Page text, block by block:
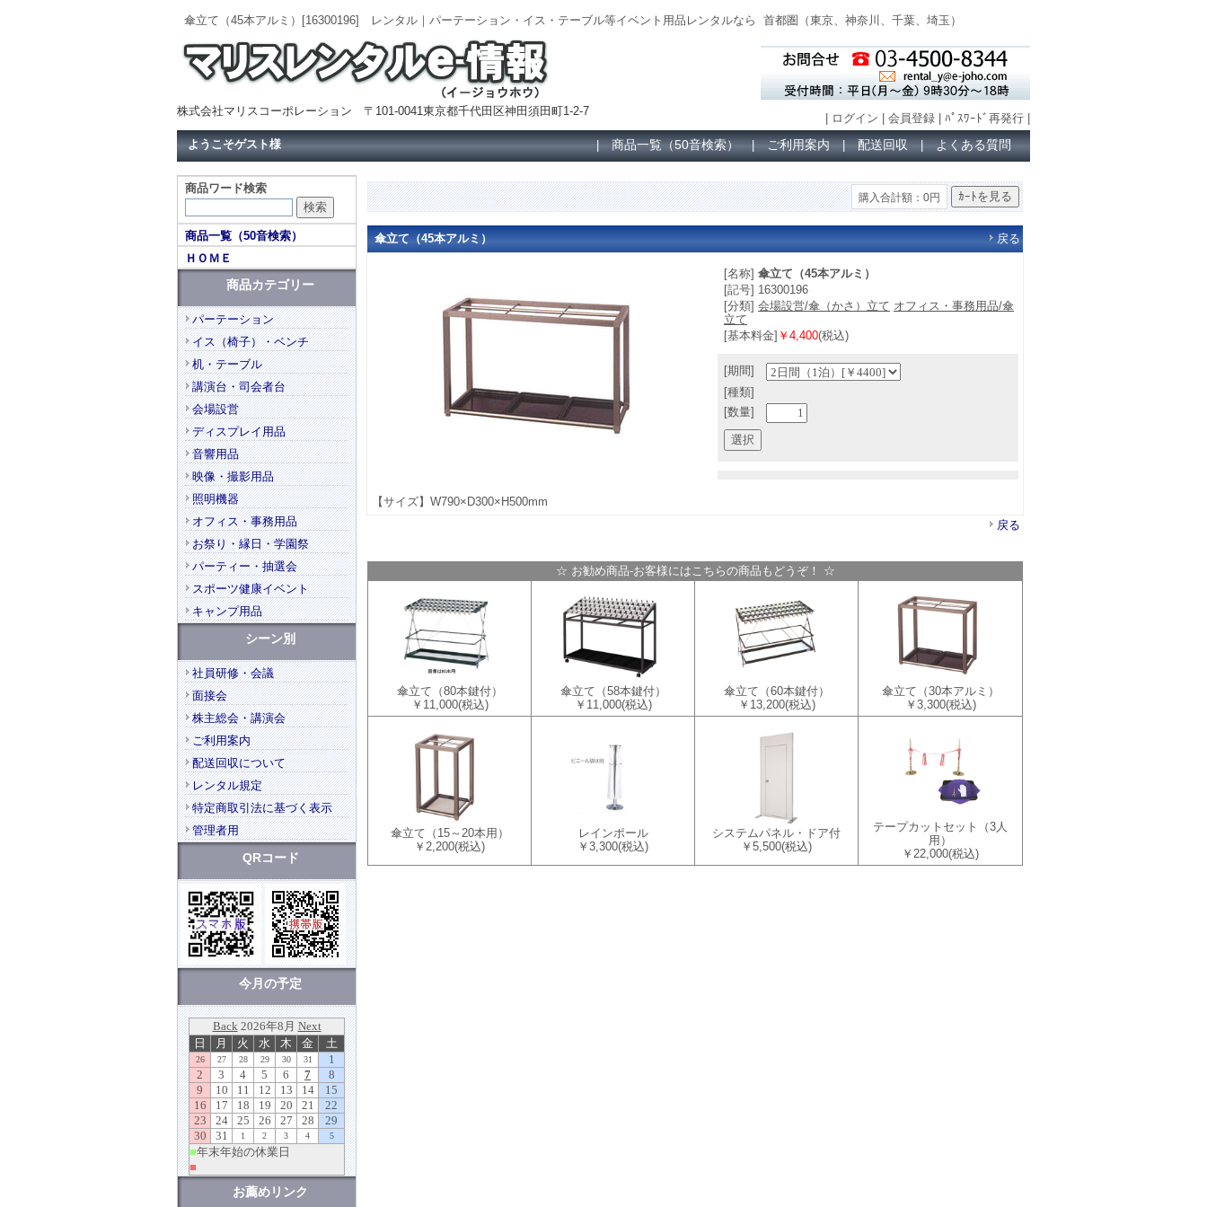
傘立て（45本アルミ）[16300196] レンタル｜パーテーション・イス・テーブル等イベント用品レンタルなら 首都圏（東京、神奈川、千葉、埼玉 ）
ログイン 会員登録 ﾊﾟｽﾜｰﾄﾞ再発行
株式会社マリスコーポレーション 〒101-0041東京都千代田区神田須田町1-2-7
ようこそゲスト様 商品一覧（50音検索） ご利用案内 配送回収 よくある質問
購入合計額：0円
傘立て（45本アルミ） 戻る
[名称] 傘立て（45本アルミ）
[記号] 16300196
[分類] 会場設営/傘（かさ）立て オフィス・事務用品/傘
立て
[基本料金] ￥4,400(税込)
[期間]
[種類]
[数量]
【サイズ】W790×D300×H500mm
戻る
☆ お勧め商品-お客様にはこちらの商品もどうぞ！ ☆
傘立て（80本鍵付）
￥11,000(税込)
傘立て（58本鍵付）
￥11,000(税込)
傘立て（60本鍵付）
￥13,200(税込)
傘立て（30本アルミ）
￥3,300(税込)
傘立て（15～20本用）
￥2,200(税込)
レインポール
￥3,300(税込)
システムパネル・ドア付
￥5,500(税込)
テープカットセット（3人
用）
￥22,000(税込)
商品ワード検索
商品一覧（50音検索）
ＨＯＭＥ
商品カテゴリー
パーテーション
イス（椅子）・ベンチ
机・テーブル
講演台・司会者台
会場設営
ディスプレイ用品
音響用品
映像・撮影用品
照明機器
オフィス・事務用品
お祭り・縁日・学園祭
パーティー・抽選会
スポーツ健康イベント
キャンプ用品
シーン別
社員研修・会議
面接会
株主総会・講演会
ご利用案内
配送回収について
レンタル規定
特定商取引法に基づく表示
管理者用
QRコード
今月の予定
お薦めリンク